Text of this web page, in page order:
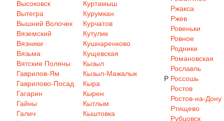
Высоковск
Вытегра
Вышний Волочек
Вяземский
Вязники
Вязьма
Вятские Поляны
Гаврилов-Ям
Гаврилово-Посад
Гагарин
Гайны
Галич
Куртамыш
Курумкан
Курчатов
Кутулик
Кушнаренково
Кущевская
Кызыл
Кызыл-Мажалык
Кыра
Кырен
Кытлым
Кыштовка
Р
Ржакса
Ржев
Ровеньки
Ровное
Родники
Романовская
Рославль
Россошь
Ростов
Ростов-на-Дону
Ртищево
Рубцовск